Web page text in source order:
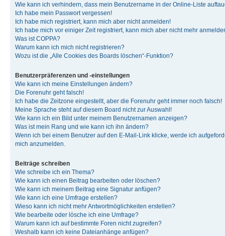
Wie kann ich verhindern, dass mein Benutzername in der Online-Liste
Ich habe mein Passwort vergessen!
Ich habe mich registriert, kann mich aber nicht anmelden!
Ich habe mich vor einiger Zeit registriert, kann mich aber nicht mehr
Was ist COPPA?
Warum kann ich mich nicht registrieren?
Wozu ist die „Alle Cookies des Boards löschen“-Funktion?
Benutzerpräferenzen und -einstellungen
Wie kann ich meine Einstellungen ändern?
Die Forenuhr geht falsch!
Ich habe die Zeitzone eingestellt, aber die Forenuhr geht immer noch falsch!
Meine Sprache steht auf diesem Board nicht zur Auswahl!
Wie kann ich ein Bild unter meinem Benutzernamen anzeigen?
Was ist mein Rang und wie kann ich ihn ändern?
Wenn ich bei einem Benutzer auf den E-Mail-Link klicke, werde ich
mich anzumelden.
Beiträge schreiben
Wie schreibe ich ein Thema?
Wie kann ich einen Beitrag bearbeiten oder löschen?
Wie kann ich meinem Beitrag eine Signatur anfügen?
Wie kann ich eine Umfrage erstellen?
Wieso kann ich nicht mehr Antwortmöglichkeiten erstellen?
Wie bearbeite oder lösche ich eine Umfrage?
Warum kann ich auf bestimmte Foren nicht zugreifen?
Weshalb kann ich keine Dateianhänge anfügen?